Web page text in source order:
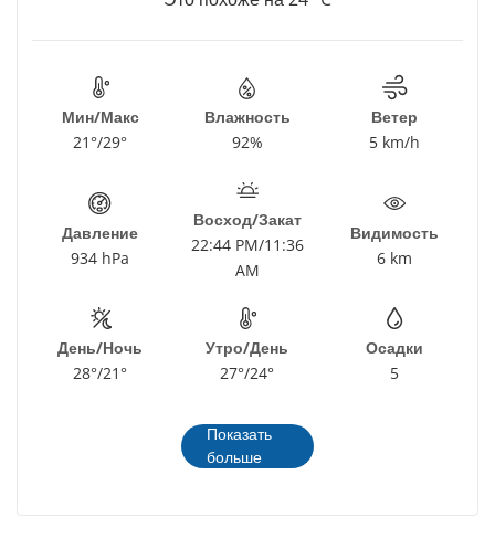
Мин/Макс
21°/29°
Влажность
92%
Ветер
5 km/h
Давление
934 hPa
Восход/Закат
22:44 PM/11:36
AM
Видимость
6 km
День/Ночь
28°/21°
Утро/День
27°/24°
Осадки
5
Показать
больше